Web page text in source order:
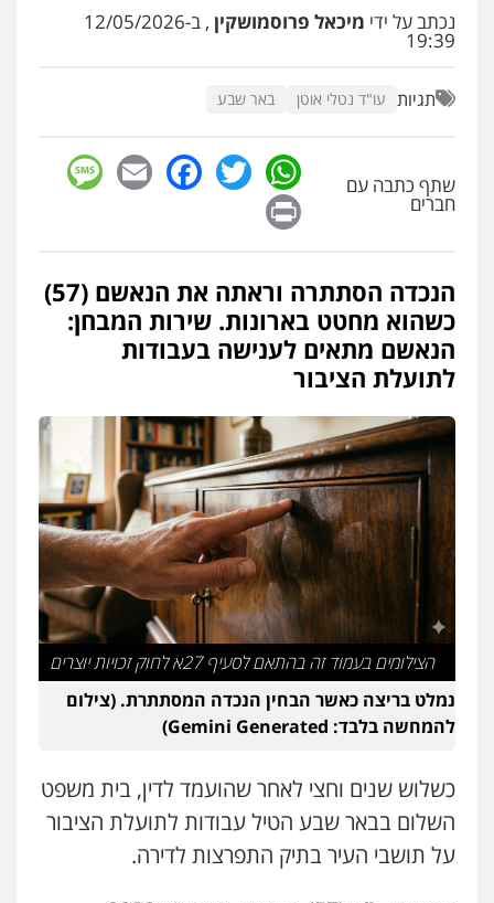
עו"ד זוהר ארבל
פשיעה חמורה
משפט פלילי פשיעה חמורה מעצרים
וחקירות צבאי תעבורה
0544218336
פלילי דיני תעבורה מעצרים וחקירות
0505078733
פלילי פשיעה חמורה מעצרים וחקירות
0507446995
משרד עורכי דין טאי שרקי
פלילי אסירים תעבורה מרב"ד
0547556464
אברהם שהבזי – משרד עורכי דין
מיסים כלכלי פלילי פשיעה כלכלית הלבנת
הון
0504456555
עו"ד אילן אלימלך
פלילי פשיעה חמורה תעבורה אסירים
0522992110
נכתב על ידי מיכאל פרוסמושקין , ב-12/05/2026
19:39
תגיות עו"ד נטלי אוטן באר שבע
שתף כתבה עם
חברים
WhatsApp
Twitter
Facebook
Email
הנכדה הסתתרה וראתה את הנאשם (57)
כשהוא מחטט בארונות. שירות המבחן:
הנאשם מתאים לענישה בעבודות
לתועלת הציבור
הצילומים בעמוד זה בהתאם לסעיף 27א לחוק זכויות יוצרים
נמלט בריצה כאשר הבחין הנכדה המסתתרת. (צילום
להמחשה בלבד: Gemini Generated)
כשלוש שנים וחצי לאחר שהועמד לדין, בית משפט
השלום בבאר שבע הטיל עבודות לתועלת הציבור
על תושבי העיר בתיק התפרצות לדירה.